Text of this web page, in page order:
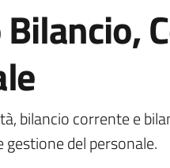
bilancio corrente e
del personale.